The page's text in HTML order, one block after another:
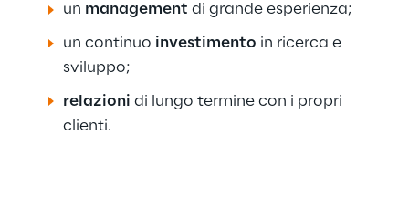
un management di grande esperienza;
un continuo investimento in ricerca e
sviluppo;
relazioni di lungo termine con i propri
clienti.